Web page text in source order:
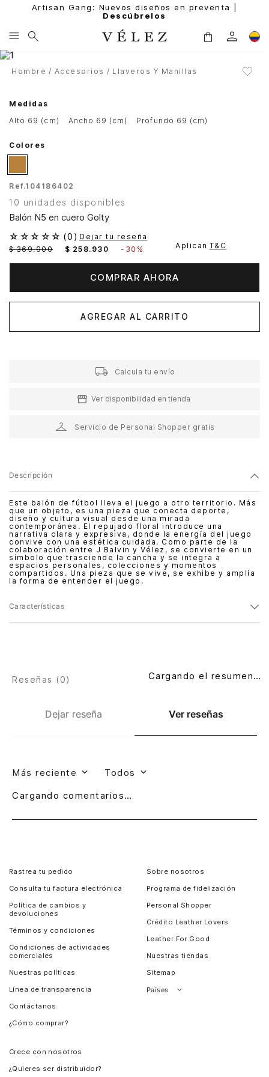
Artisan Gang: Nuevos diseños en preventa |
Descúbrelos
Hombre Accesorios Llaveros Y Manillas
Medidas
alto 69 (cm)
ancho 69 (cm) profundo 69 (cm)
Colores
Ref.104186402
10 unidades disponibles
Balón N5 en cuero Golty
☆ ☆ ☆ ☆ ☆ (0 ) Dejar tu reseña
$ 369.900 $ 258. 930 - 30% Aplican T&C
COMPRAR AHORA
AGREGAR AL CARRITO
Calcula tu envío
Ver disponibilidad en tienda
Servicio de Personal Shopper gratis
Descripción
Este balón de fútbol lleva el juego a otro territorio. Más
que un objeto, es una pieza que conecta deporte,
diseño y cultura visual desde una mirada
contemporánea. El repujado floral introduce una
narrativa clara y expresiva, donde la energía del juego
convive con una estética cuidada. Como parte de la
colaboración entre J Balvin y Vélez, se convierte en un
símbolo que trasciende la cancha y se integra a
espacios personales, colecciones y momentos
compartidos. Una pieza que se vive, se exhibe y amplía
la forma de entender el juego.
Características
Dejar reseña Ver reseñas
Reseñas (0) Cargando el resumen…
Más reciente Todos
Cargando comentarios…
Rastrea tu pedido
Consulta tu factura electrónica
Política de cambios y
devoluciones
Términos y condiciones
Condiciones de actividades
comerciales
Nuestras políticas
Línea de transparencia
Contáctanos
¿Cómo comprar?
Sobre nosotros
Programa de fidelización
Personal Shopper
Crédito Leather Lovers
Leather For Good
Nuestras tiendas
Sitemap
Países
Crece con nosotros
¿Quieres ser distribuidor?